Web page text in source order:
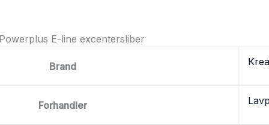
E-line excentersliber
Brand
Forhandler